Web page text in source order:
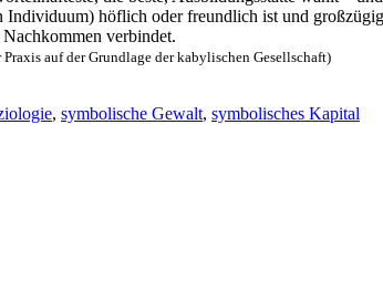
höf­lich oder freund­lich ist und
verbindet.
Pra­xis auf der Grund­la­ge der kaby­li­schen Gesellschaft)
, symbolische Gewalt, symbolisches Kapital